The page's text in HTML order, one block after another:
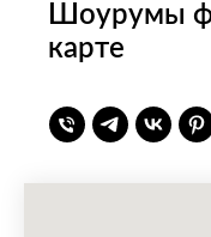
Шоурумы
карте